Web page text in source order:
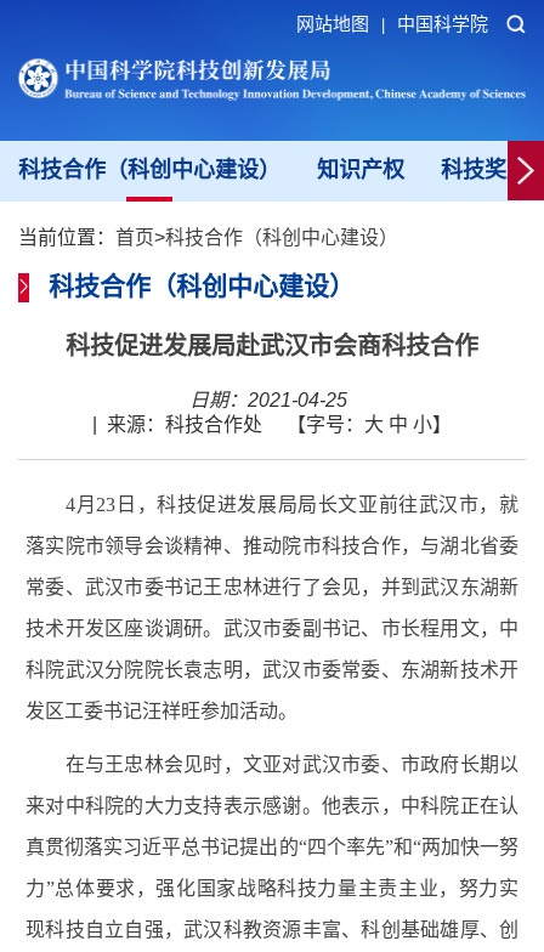
网站地图 中国科学院
科技合作（科创中心建设） 知识产权 科技奖励
当前位置： 首页>科技合作（科创中心建设）
科技合作（科创中心建设）
科技促进发展局赴武汉市会商科技合作
日期：2021-04-25
来源：科技合作处 【字号： 大 中 小】
4月 23 日，科技促进发展局局长文亚前往武汉市，就
落实院市领导会谈精神、推动院市科技合作，与湖北省委
常委、武汉市委书记王忠林进行了会见，并到武汉东湖新
技术开发区座谈调研。武汉市委副书记、市长程用文，中
科院武汉分院院长袁志明，武汉市委常委、东湖新技术开
发区工委书记汪祥旺参加活动。
在与王忠林会见时，文亚对武汉市委、市政府长期以
来对中科院的大力支持表示感谢。他表示，中科院正在认
真贯彻落实习近平总书记提出的“四个率先”和“两加快一努
力”总体要求，强化国家战略科技力量主责主业，努力实
现科技自立自强，武汉科教资源丰富、科创基础雄厚、创